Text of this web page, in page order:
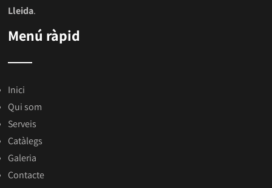
Lleida.
Menú ràpid
Inici
Qui som
Serveis
Catàlegs
Galeria
Contacte